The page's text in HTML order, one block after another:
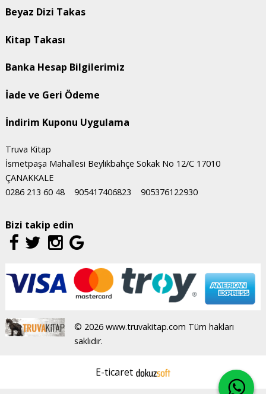
Beyaz Dizi Takas
Kitap Takası
Banka Hesap Bilgilerimiz
İade ve Geri Ödeme
İndirim Kuponu Uygulama
Truva Kitap
İsmetpaşa Mahallesi Beylikbahçe Sokak No 12/C 17010
ÇANAKKALE
0286 213 60 48
905417406823 905376122930
Bizi takip edin
© 2026 www.truvakitap.com Tüm hakları
saklıdır.
E-ticaret